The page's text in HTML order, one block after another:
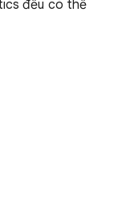
đều có thể